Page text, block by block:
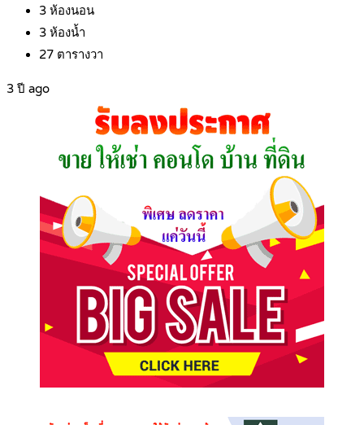
3 ห้องนอน
3 ห้องน้ำ
27 ตารางวา
3 ปี ago